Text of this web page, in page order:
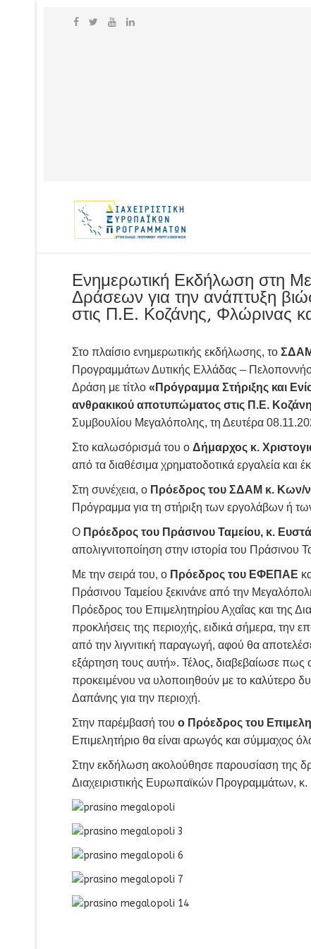
Ενημερωτική Εκδήλωση στη
Δράσεων για την ανάπτυξη
στις Π.Ε. Κοζάνης, Φλώρινας
Στο πλαίσιο ενημερωτικής εκδήλωσης, το
Προγραμμάτων Δυτικής Ελλάδας –
Δράση με τίτλο «Πρόγραμμα Στήριξης και
ανθρακικού αποτυπώματος στις Π.Ε.
Συμβουλίου Μεγαλόπολης, τη Δευτέρα
Στο καλωσόρισμά του ο Δήμαρχος κ.
από τα διαθέσιμα χρηματοδοτικά εργαλεία και
Στη συνέχεια, ο Πρόεδρος του ΣΔΑΜ κ. Κων/
Πρόγραμμα για τη στήριξη των εργολάβων ή
Ο Πρόεδρος του Πράσινου Ταμείου, κ.
απολιγνιτοποίηση στην ιστορία του Πράσινου
Με την σειρά του, ο Πρόεδρος του ΕΦΕΠΑΕ
Πράσινου Ταμείου ξεκινάνε από την
Πρόεδρος του Επιμελητηρίου Αχαΐας και της
προκλήσεις της περιοχής, ειδικά σήμερα, την
από την λιγνιτική παραγωγή, αφού θα
εξάρτηση τους αυτή». Τέλος, διαβεβαίωσε
προκειμένου να υλοποιηθούν με το καλύτερο
Δαπάνης για την περιοχή.
Στην παρέμβασή του ο Πρόεδρος του
Επιμελητήριο θα είναι αρωγός και σύμμαχος
Στην εκδήλωση ακολούθησε παρουσίαση της
Διαχειριστικής Ευρωπαϊκών Προγραμμάτων,